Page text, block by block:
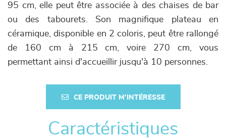
95 cm, elle peut être associée à des chaises de bar
ou des tabourets. Son magnifique plateau en
céramique, disponible en 2 coloris, peut être rallongé
de 160 cm à 215 cm, voire 270 cm, vous
permettant ainsi d'accueillir jusqu'à 10 personnes.
CE PRODUIT M'INTÉRESSE
Caractéristiques